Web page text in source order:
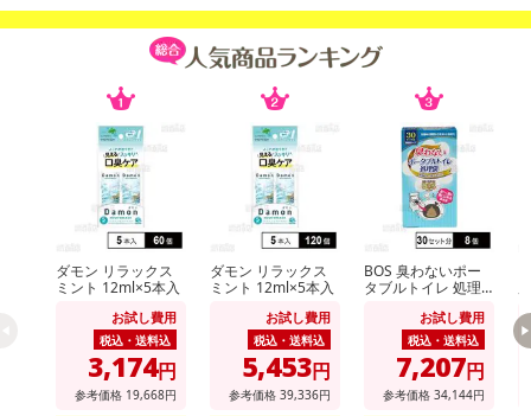
注意事項
【賞味・消費期限のある商品について】
商品到着時点でのお日持ち期間は、配送日数などにより異なります
のでご了承ください。
【キャンセルについて】
※お申込み後のキャンセルはお受けできません。
記載されている内容を必ずご確認いただき、お届けする商品セット
にご納得いただきましたうえでお申し込みください。
※パッケージ変更や商品リニューアル（成分など含む）等により、
参考の掲載画像や画像内のバーコードなど、お届け商品と多少異な
る場合がございます。
また、[新たな加工食品の原料原産地表示制度]の経過措置期間の終
了により、商品詳細内に記載の原産国・原材料の表記が旧表記の場
ダモン リラックス
ミント 12ml×5本入
お試し費用
税込・送料込
3,174円
参考価格 19,668円
ダモン リラックス
ミント 12ml×5本入
お試し費用
税込・送料込
5,453円
参考価格 39,336円
BOS 臭わないポー
タブルトイレ 処理
お試し費用
税込・送料込
7,207円
参考価格 34,144円